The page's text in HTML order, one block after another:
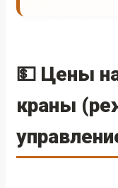
💵 Цены
краны